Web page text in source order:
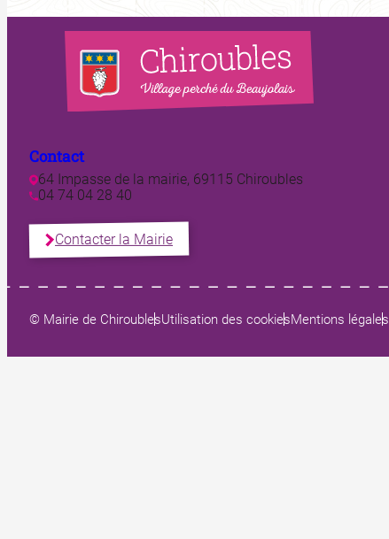
Contact
64 Impasse de la mairie, 69115 Chiroubles
04 74 04 28 40
Contacter la Mairie
© Mairie de ChiroublesUtilisation des cookiesMentions légales